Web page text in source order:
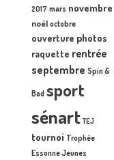
2017 mars novembre
noël octobre
ouverture photos
raquette rentrée
septembre Spin &
Bad sport
sénart TEJ
tournoi Trophée
Essonne Jeunes